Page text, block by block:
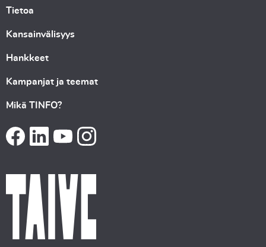
Tietoa
Kansainvälisyys
Hankkeet
Kampanjat ja teemat
Mikä TINFO?